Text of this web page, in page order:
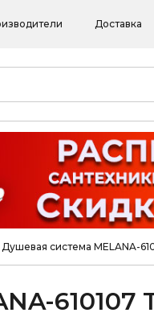
Доставка
Душевая система MELANA-
610107